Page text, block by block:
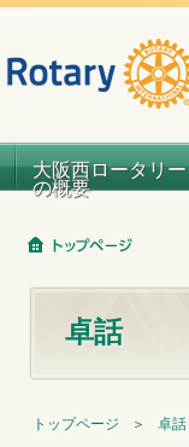
大阪西ロータリ
の概要
卓話
トップページ ＞ 卓話